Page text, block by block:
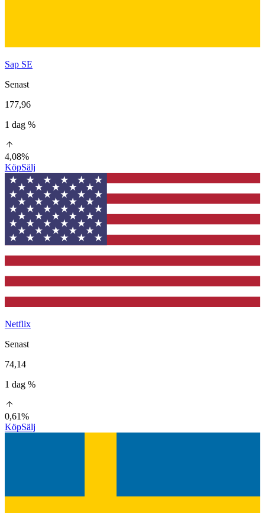
Sap SE
Senast
177,96
1 dag %
4,08%
KöpSälj
Netflix
Senast
74,14
1 dag %
0,61%
KöpSälj